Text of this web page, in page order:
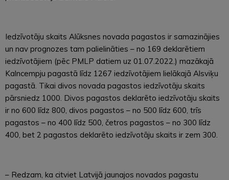
Iedzīvotāju skaits Alūksnes novada pagastos ir samazinājies
un nav prognozes tam palielināties – no 169 deklarētiem
iedzīvotājiem (pēc PMLP datiem uz 01.07.2022.) mazākajā
Kalncempju pagastā līdz 1267 iedzīvotājiem lielākajā Alsviķu
pagastā. Tikai divos novada pagastos iedzīvotāju skaits
pārsniedz 1000. Divos pagastos deklarēto iedzīvotāju skaits
ir no 600 līdz 800, divos pagastos – no 500 līdz 600, trīs
pagastos – no 400 līdz 500, četros pagastos – no 300 līdz
400, bet 2 pagastos deklarēto iedzīvotāju skaits ir zem 300.
– Redzam, ka citviet Latvijā jaunajos novados pagastu